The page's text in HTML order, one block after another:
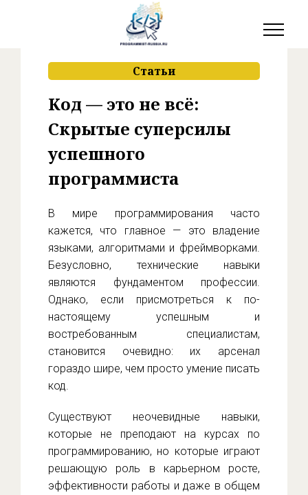
Статьи
Код — это не всё:
Скрытые суперсилы
успешного
программиста
В мире программирования часто
кажется, что главное — это владение
языками, алгоритмами и фреймворками.
Безусловно, технические навыки
являются фундаментом профессии.
Однако, если присмотреться к по-
настоящему успешным и
востребованным специалистам,
становится очевидно: их арсенал
гораздо шире, чем просто умение писать
код.
Существуют неочевидные навыки,
которые не преподают на курсах по
программированию, но которые играют
решающую роль в карьерном росте,
эффективности работы и даже в общем